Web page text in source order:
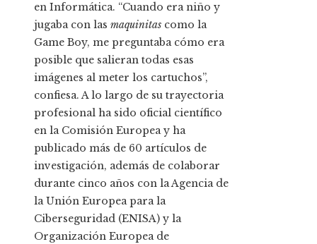
en Informática. “Cuando era niño y
jugaba con las maquinitas como la
Game Boy, me preguntaba cómo era
posible que salieran todas esas
imágenes al meter los cartuchos”,
confiesa. A lo largo de su trayectoria
profesional ha sido oficial científico
en la Comisión Europea y ha
publicado más de 60 artículos de
investigación, además de colaborar
durante cinco años con la Agencia de
la Unión Europea para la
Ciberseguridad (ENISA) y la
Organización Europea de